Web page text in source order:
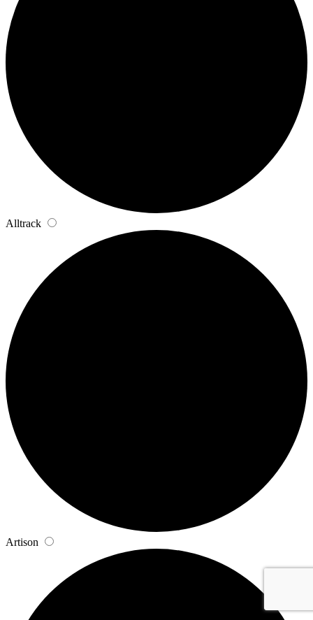
Alltrack
Artison